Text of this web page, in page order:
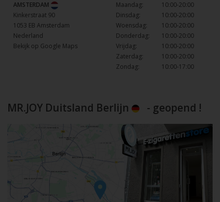
AMSTERDAM
Kinkerstraat 90
1053 EB Amsterdam
Nederland
Bekijk op Google Maps
Maandag:
10:00-20:00
Dinsdag:
10:00-20:00
Woensdag:
10:00-20:00
Donderdag:
10:00-20:00
Vrijdag:
10:00-20:00
Zaterdag:
10:00-20:00
Zondag:
10:00-17:00
MR.JOY Duitsland Berlijn - geopend !